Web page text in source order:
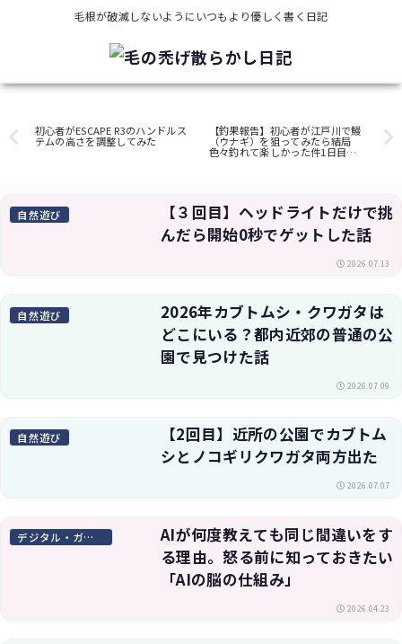
毛根が破滅しないようにいつもより優しく書く日記
た
クロスバイク
初心者がESCAPE R3のハンドルス
テムの高さを調整してみた
自然遊び
【釣果報告】初心者が江戸川で鰻
（ウナギ）を狙ってみたら結局
色々釣れて楽しかった件1日目・
ど
自然遊び
【３回目】ヘッドライトだけで挑
んだら開始0秒でゲットした話
2026.07.13
自然遊び
2026年カブトムシ・クワガタは
どこにいる？都内近郊の普通の公
園で見つけた話
2026.07.09
自然遊び
【2回目】近所の公園でカブトム
シとノコギリクワガタ両方出た
2026.07.07
デジタル・ガジェット
AIが何度教えても同じ間違いをす
る理由。怒る前に知っておきたい
「AIの脳の仕組み」
2026.04.23